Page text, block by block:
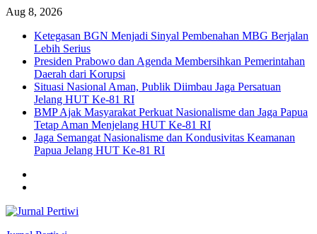
Skip
content
Aug 8, 2026
Ketegasan BGN Menjadi Sinyal Pembenahan MBG Berjalan
Lebih Serius
Presiden Prabowo dan Agenda Membersihkan Pemerintahan
Daerah dari Korupsi
Situasi Nasional Aman, Publik Diimbau Jaga Persatuan
Jelang HUT Ke-81 RI
BMP Ajak Masyarakat Perkuat Nasionalisme dan Jaga Papua
Tetap Aman Menjelang HUT Ke-81 RI
Jaga Semangat Nasionalisme dan Kondusivitas Keamanan
Papua Jelang HUT Ke-81 RI